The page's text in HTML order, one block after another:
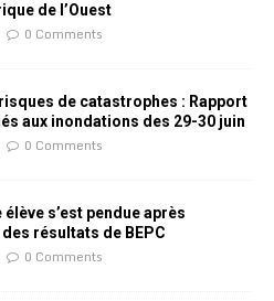
de l’Ouest
0 Comments
de catastrophes : Rapport
aux inondations des 29-30 juin
0 Comments
élève s’est pendue après
résultats de BEPC
0 Comments